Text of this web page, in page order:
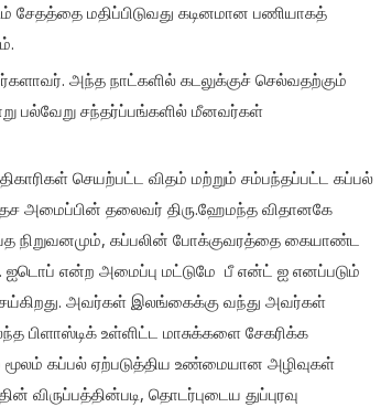
சேதத்தை மதிப்பிடுவது கடினமான பணியாகத்
அந்த நாட்களில் கடலுக்குச் செல்வதற்கும்
பல்வேறு சந்தர்ப்பங்களில் மீனவர்கள்
செயற்பட்ட விதம் மற்றும் சம்பந்தப்பட்ட கப்பல்
அமைப்பின் தலைவர் திரு.ஹேமந்த விதானகே
நிறுவனமும், கப்பலின் போக்குவரத்தை கையாண்ட
ஐடொப் என்ற அமைப்பு மட்டுமே பீ என்ட் ஐ எனப்படும்
அவர்கள் இலங்கைக்கு வந்து அவர்கள்
பிளாஸ்டிக் உள்ளிட்ட மாசுக்களை சேகரிக்க
கப்பல் ஏற்படுத்திய உண்மையான அழிவுகள்
தொடர்புடைய துப்புரவு